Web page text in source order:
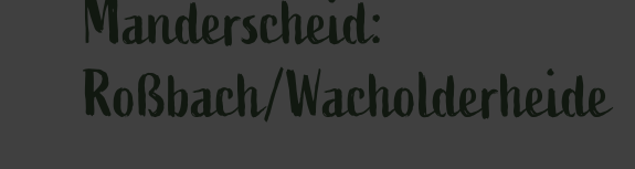
Manderscheid:
Roßbach/Wacholderheide